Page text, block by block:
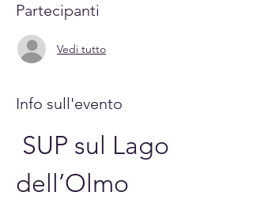
Partecipanti
Vedi tutto
Info sull'evento
dell’Olmo